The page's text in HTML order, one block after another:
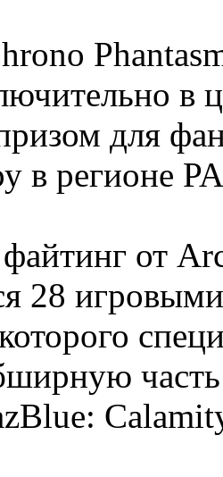
в
для
в регионе
от
28